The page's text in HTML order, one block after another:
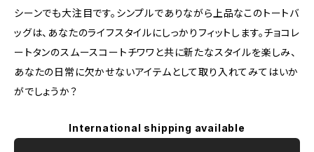
シーンでも大注目です。シンプルでありながら上品なこのトートバ
ッグは、あなたのライフスタイルにしっかりフィットします。チョコレ
ートタンのスムースコートチワワと共に新たなスタイルを楽しみ、
あなたの日常に欠かせないアイテムとして取り入れてみてはいか
がでしょうか？
International shipping available